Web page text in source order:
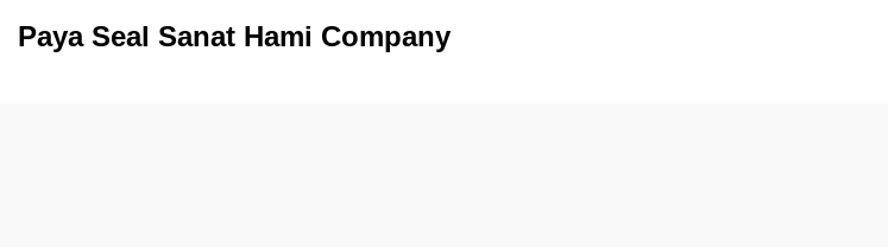
Paya Seal Sanat Hami Company